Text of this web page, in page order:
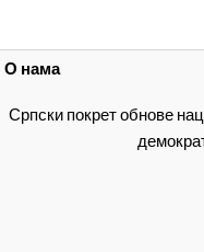
О нама
Српски покрет обнове